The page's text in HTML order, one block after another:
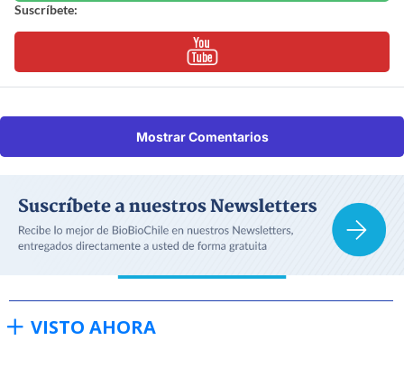
Suscríbete:
Mostrar Comentarios
VISTO AHORA